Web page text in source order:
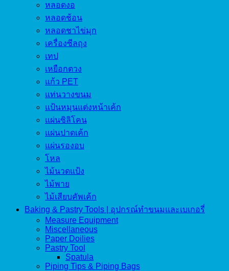
หลอดงอ
หลอดช้อน
หลอดชาไข่มุก
เครื่องซีลถุง
เทป
เหยือกตวง
แก้ว PET
แท่นวางขนม
แป้นหมุนแต่งหน้าเค้ก
แผ่นซิลิโคน
แผ่นปาดเค้ก
แผ่นรองอบ
โหล
ไม้นวดแป้ง
ไม้พาย
ไม้เสียบคัพเค้ก
Baking & Pastry Tools | อุปกรณ์ทำขนมและเบเกอรี่
Measure Equipment
Miscellaneous
Paper Doilies
Pastry Tool
Spatula
Piping Tips & Piping Bags